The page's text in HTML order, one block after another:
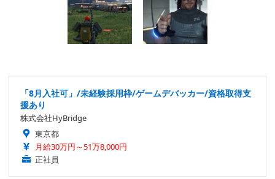
「8月入社可」/未経験採用枠/ゲームデバッカー/資格取得支
援あり
株式会社HyBridge
東京都
月給30万円～51万8,000円
正社員